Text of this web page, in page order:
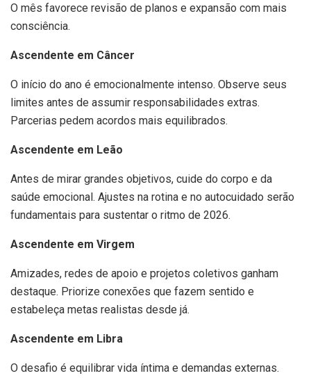
O mês favorece revisão de planos e expansão com mais
consciência.
Ascendente em Câncer
O início do ano é emocionalmente intenso. Observe seus
limites antes de assumir responsabilidades extras.
Parcerias pedem acordos mais equilibrados.
Ascendente em Leão
Antes de mirar grandes objetivos, cuide do corpo e da
saúde emocional. Ajustes na rotina e no autocuidado serão
fundamentais para sustentar o ritmo de 2026.
Ascendente em Virgem
Amizades, redes de apoio e projetos coletivos ganham
destaque. Priorize conexões que fazem sentido e
estabeleça metas realistas desde já.
Ascendente em Libra
O desafio é equilibrar vida íntima e demandas externas.